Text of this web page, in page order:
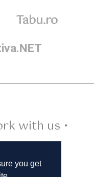
you get
Tabu.ro
with us •